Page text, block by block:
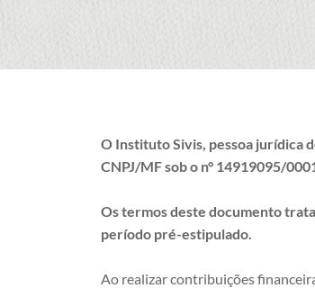
O Instituto Sivis, pessoa jurídica
CNPJ/MF sob o n° 14919095/
Os termos deste documento
período pré-estipulado.
Ao realizar contribuições